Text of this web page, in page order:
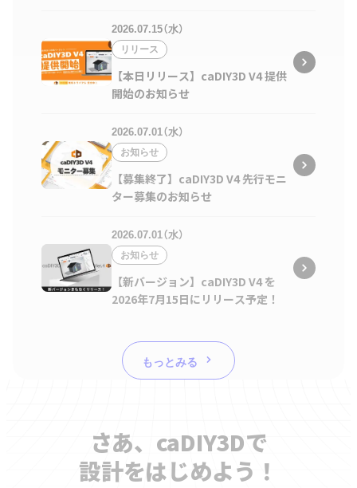
2026.07.15（水）
リリース
【本日リリース】caDIY3D V4 提供
開始のお知らせ
2026.07.01（水）
お知らせ
【募集終了】caDIY3D V4 先行モニ
ター募集のお知らせ
2026.07.01（水）
お知らせ
【新バージョン】caDIY3D V4 を
2026年7月15日にリリース予定！
もっとみる
さあ、caDIY3Dで
設計をはじめよう！